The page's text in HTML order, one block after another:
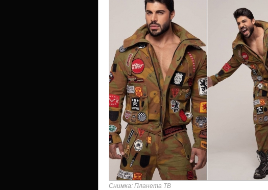
Снимка: Планета ТВ